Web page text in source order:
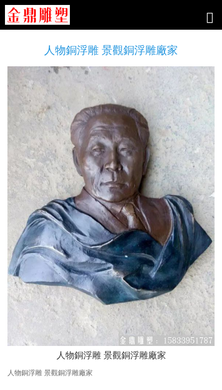
人物銅浮雕 景觀銅浮雕廠家
人物銅浮雕 景觀銅浮雕廠家
人物銅浮雕 景觀銅浮雕廠家